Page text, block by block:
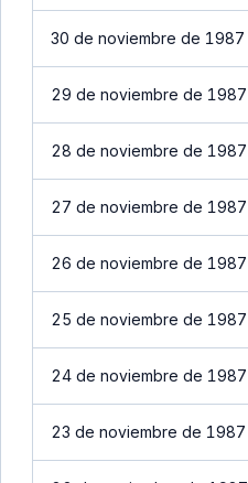
30 de noviembre de 1987
29 de noviembre de 1987
28 de noviembre de 1987
27 de noviembre de 1987
26 de noviembre de 1987
25 de noviembre de 1987
24 de noviembre de 1987
23 de noviembre de 1987